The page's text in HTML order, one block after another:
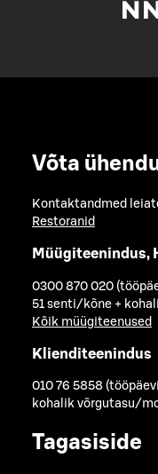
Võta
Kontaktandmed
Restoranid
Müügiteenindus,
0300 870 020
51 senti/kõne +
Kõik müügiteenused
Klienditeenindus
010 76 5858
kohalik võrgutasu/
Tagasiside